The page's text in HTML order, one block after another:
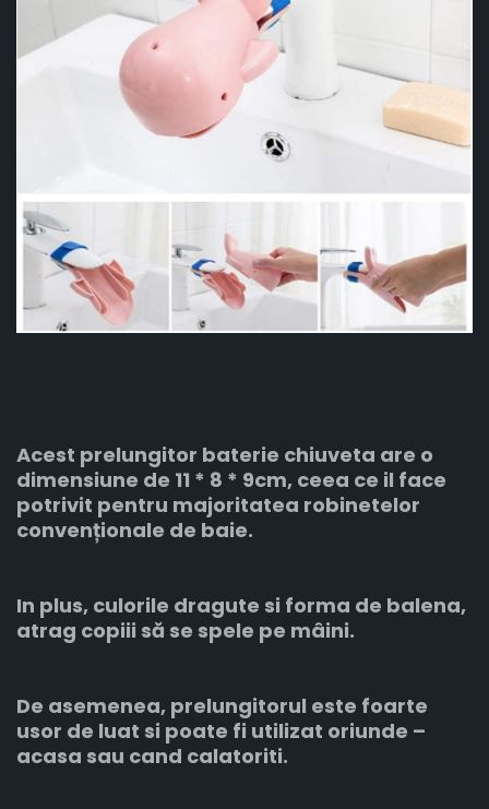
Acest prelungitor baterie chiuveta are o
dimensiune de 11 * 8 * 9cm, ceea ce il face
potrivit pentru majoritatea robinetelor
convenționale de baie.
In plus, culorile dragute si forma de balena,
atrag copiii să se spele pe mâini.
De asemenea, prelungitorul este foarte
usor de luat si poate fi utilizat oriunde –
acasa sau cand calatoriti.